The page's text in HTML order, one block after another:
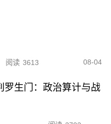
阅读 3613 08-04
罗生门：政治算计与战